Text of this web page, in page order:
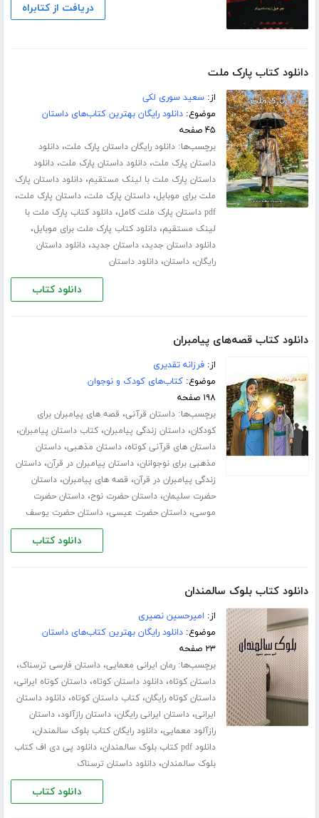
دریافت از کتابراه
دانلود کتاب پارک ملت
از:سعید سوری لکی
موضوع:دانلود رایگان بهترین کتاب‌های داستان
۴۵ صفحه
برچسب‌ها:دانلود رایگان داستان پارک ملت،دانلود
داستان پارک ملت،دانلود داستان پارک ملت،دانلود
داستان پارک ملت با لینک مستقیم،دانلود داستان پارک
ملت برای موبایل،داستان پارک ملت،داستان پارک ملت،
pdf داستان پارک ملت کامل ،دانلود کتاب پارک ملت با
لینک مستقیم،دانلود کتاب پارک ملت برای موبایل،
دانلود داستان جدید،داستان جدید،دانلود داستان
رایگان،داستان،دانلود داستان
دانلود کتاب
دانلود کتاب قصه‌های پیامبران
از:فرزانه تقدیری
موضوع:کتاب‌های کودک و نوجوان
۱۹۸ صفحه
برچسب‌ها:داستان قرآنی، قصه های پیامبران برای
کودکان،داستان زندگی پیامبران،کتاب داستان پیامبران،
داستان های قرآنی کوتاه،داستان مذهبی،داستان
مذهبی برای نوجوانان،داستان پیامبران در قرآن،داستان
زندگی پیامبران در قرآن، قصه های پیامبران،داستان
حضرت سلیمان،داستان حضرت نوح،داستان حضرت
موسی،داستان حضرت عیسی،داستان حضرت یوسف
دانلود کتاب
دانلود کتاب بلوک سالمندان
از: امیرحسین نصیری
موضوع:دانلود رایگان بهترین کتاب‌های داستان
۲۳ صفحه
برچسب‌ها:رمان ایرانی معمایی،داستان فارسی ترسناک،
داستان کوتاه،دانلود داستان کوتاه،داستان کوتاه ایرانی،
داستان کوتاه رایگان،کتاب داستان کوتاه،دانلود داستان
ایرانی،داستان ایرانی رایگان،داستان رازآلود،داستان
رازآلود معمایی،دانلود رایگان کتاب بلوک سالمندان،
دانلود pdf کتاب بلوک سالمندان ،دانلود پی دی اف کتاب
بلوک سالمندان،دانلود داستان ترسناک
دانلود کتاب